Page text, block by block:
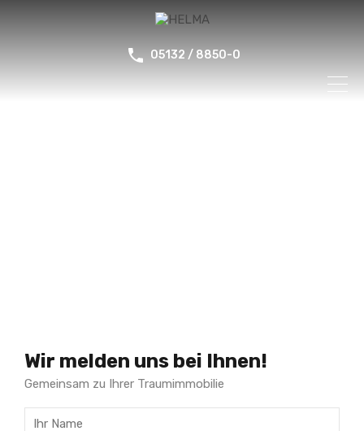
05132 / 8850-0
Wir melden uns bei Ihnen!
Gemeinsam zu Ihrer Traumimmobilie